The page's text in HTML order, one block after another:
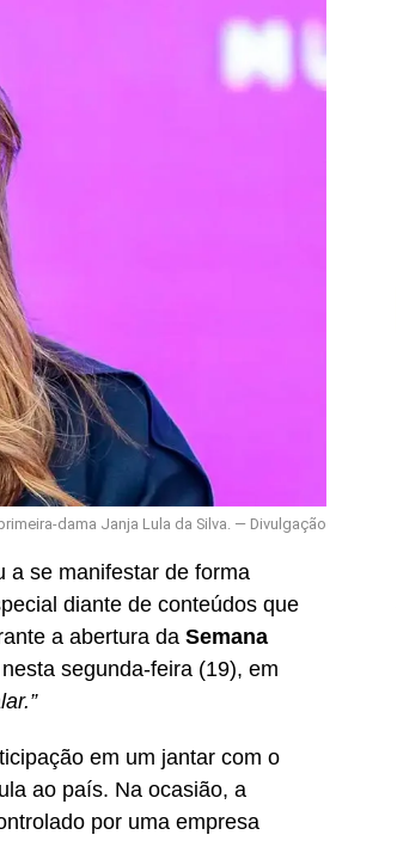
dama Janja Lula da Silva. — Divulgação
a se manifestar de forma
diante de conteúdos que
a abertura da Semana
segunda-feira (19), em
em um jantar com o
ao país. Na ocasião, a
por uma empresa